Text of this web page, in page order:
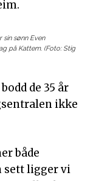
sønn Even
på Kattem. (Foto: Stig
de 35 år
ikke
både
sett ligger vi